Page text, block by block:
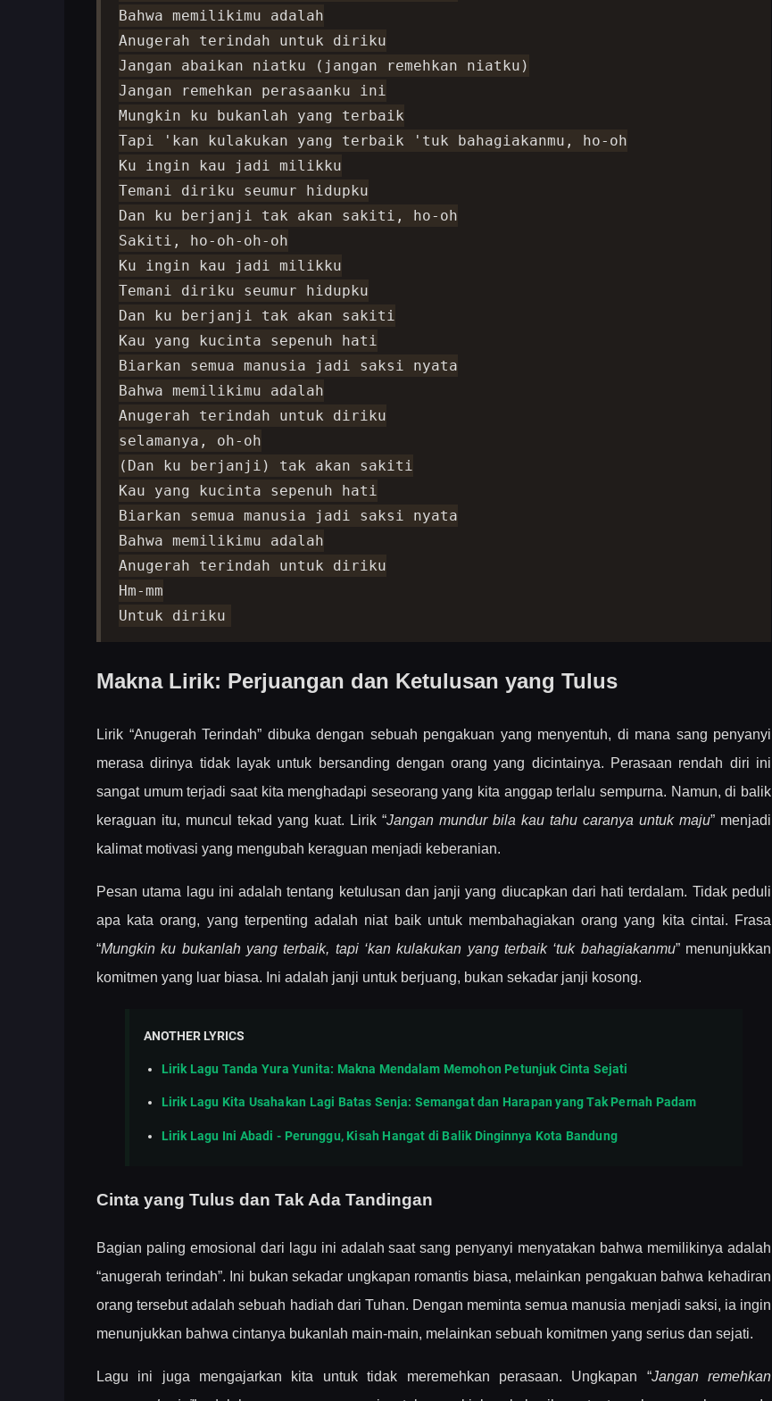
Bahwa memilikimu adalah
Anugerah terindah untuk diriku
Jangan abaikan niatku (jangan remehkan niatku)
Jangan remehkan perasaanku ini
Mungkin ku bukanlah yang terbaik
Tapi 'kan kulakukan yang terbaik 'tuk bahagiakanmu, ho-oh
Ku ingin kau jadi milikku
Temani diriku seumur hidupku
Dan ku berjanji tak akan sakiti, ho-oh
Sakiti, ho-oh-oh-oh
Ku ingin kau jadi milikku
Temani diriku seumur hidupku
Dan ku berjanji tak akan sakiti
Kau yang kucinta sepenuh hati
Biarkan semua manusia jadi saksi nyata
Bahwa memilikimu adalah
Anugerah terindah untuk diriku
selamanya, oh-oh
(Dan ku berjanji) tak akan sakiti
Kau yang kucinta sepenuh hati
Biarkan semua manusia jadi saksi nyata
Bahwa memilikimu adalah
Anugerah terindah untuk diriku
Hm-mm
Untuk diriku
Makna Lirik: Perjuangan dan Ketulusan yang Tulus
Lirik “Anugerah Terindah” dibuka dengan sebuah pengakuan yang menyentuh, di mana sang penyanyi
merasa dirinya tidak layak untuk bersanding dengan orang yang dicintainya. Perasaan rendah diri ini
sangat umum terjadi saat kita menghadapi seseorang yang kita anggap terlalu sempurna. Namun, di balik
keraguan itu, muncul tekad yang kuat. Lirik “Jangan mundur bila kau tahu caranya untuk maju” menjadi
kalimat motivasi yang mengubah keraguan menjadi keberanian.
Pesan utama lagu ini adalah tentang ketulusan dan janji yang diucapkan dari hati terdalam. Tidak peduli
apa kata orang, yang terpenting adalah niat baik untuk membahagiakan orang yang kita cintai. Frasa
“Mungkin ku bukanlah yang terbaik, tapi ‘kan kulakukan yang terbaik ‘tuk bahagiakanmu” menunjukkan
komitmen yang luar biasa. Ini adalah janji untuk berjuang, bukan sekadar janji kosong.
ANOTHER LYRICS
Lirik Lagu Tanda Yura Yunita: Makna Mendalam Memohon Petunjuk Cinta Sejati
Lirik Lagu Kita Usahakan Lagi Batas Senja: Semangat dan Harapan yang Tak Pernah Padam
Lirik Lagu Ini Abadi - Perunggu, Kisah Hangat di Balik Dinginnya Kota Bandung
Cinta yang Tulus dan Tak Ada Tandingan
Bagian paling emosional dari lagu ini adalah saat sang penyanyi menyatakan bahwa memilikinya adalah
“anugerah terindah”. Ini bukan sekadar ungkapan romantis biasa, melainkan pengakuan bahwa kehadiran
orang tersebut adalah sebuah hadiah dari Tuhan. Dengan meminta semua manusia menjadi saksi, ia ingin
menunjukkan bahwa cintanya bukanlah main-main, melainkan sebuah komitmen yang serius dan sejati.
Lagu ini juga mengajarkan kita untuk tidak meremehkan perasaan. Ungkapan “Jangan remehkan